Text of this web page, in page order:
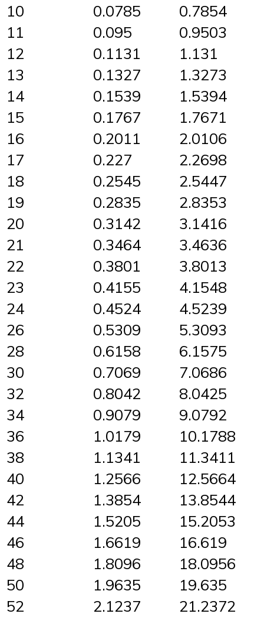
10
0.0785
0.7854
11
0.095
0.9503
12
0.1131
1.131
13
0.1327
1.3273
14
0.1539
1.5394
15
0.1767
1.7671
16
0.2011
2.0106
17
0.227
2.2698
18
0.2545
2.5447
19
0.2835
2.8353
20
0.3142
3.1416
21
0.3464
3.4636
22
0.3801
3.8013
23
0.4155
4.1548
24
0.4524
4.5239
26
0.5309
5.3093
28
0.6158
6.1575
30
0.7069
7.0686
32
0.8042
8.0425
34
0.9079
9.0792
36
1.0179
10.1788
38
1.1341
11.3411
40
1.2566
12.5664
42
1.3854
13.8544
44
1.5205
15.2053
46
1.6619
16.619
48
1.8096
18.0956
50
1.9635
19.635
52
2.1237
21.2372